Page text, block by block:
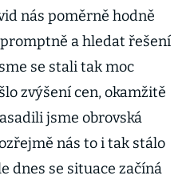
nás poměrně hodně
a hledat řešení
se stali tak moc
zvýšení cen, okamžitě
jsme obrovská
nás to i tak stálo
dnes se situace začíná